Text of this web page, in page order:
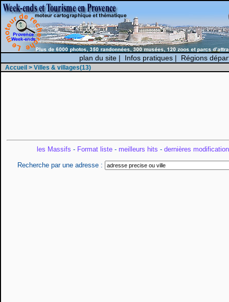
plan du site| Infos pratiques| Régions
Accueil > Villes & villages(13)
les Massifs - Format liste- meilleurs hits - dernières
Recherche par une adresse :